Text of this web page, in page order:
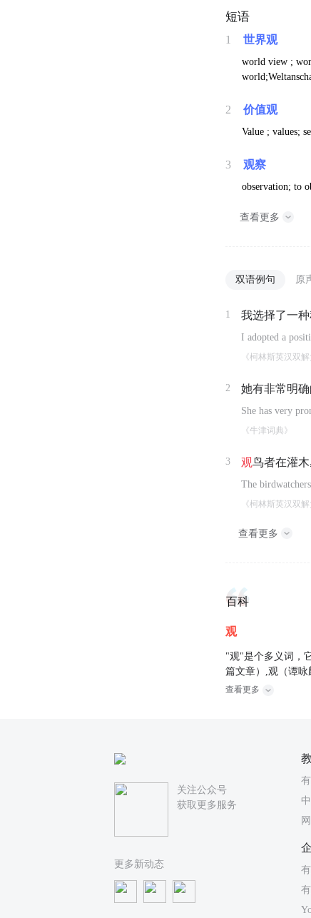
短语
1 世界观
world view ;
2 价值观
Value ; values;
3 观察
observation; to
查看更多
双语例句 原
1 我选择了一
I adopted a
《柯林斯英汉双解
2 她有非常明
She has very
《牛津词典》
3 观鸟者在灌木
The
《柯林斯英汉双解
查看更多
百科
观
"观"是个多义词，
篇文章）,观（谭咏
查看更多
关注公众号
获取更多服务
更多新动态